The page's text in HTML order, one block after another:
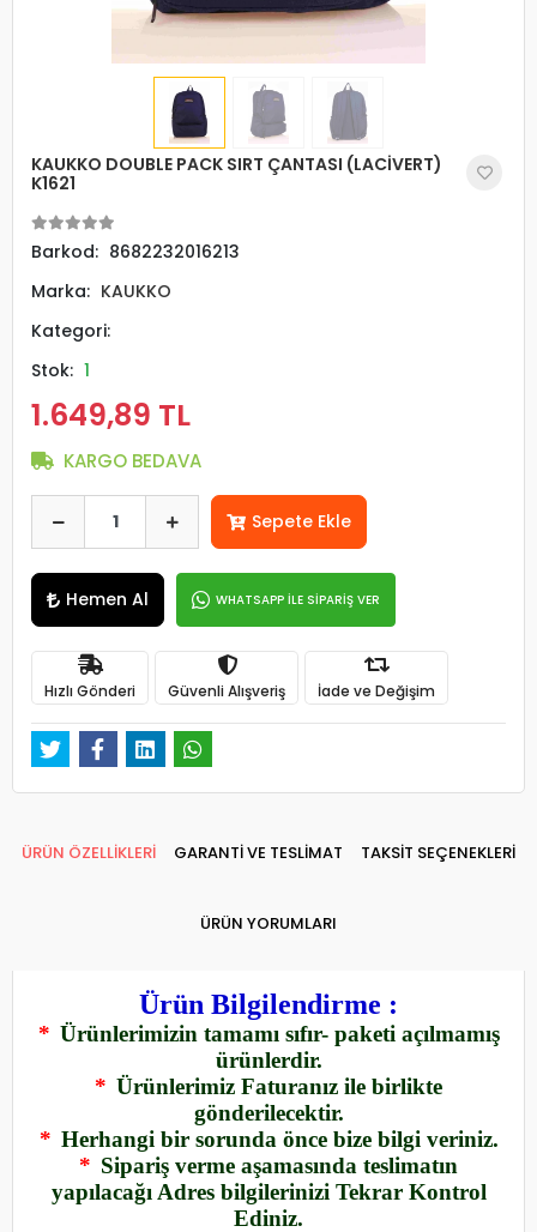
KAUKKO DOUBLE PACK SIRT ÇANTASI (LACİVERT)
K1621
Barkod: 8682232016213
Marka: KAUKKO
Kategori:
Stok: 1
1.649,89 TL
KARGO BEDAVA
Sepete Ekle
Hemen Al WHATSAPP İLE SİPARİŞ VER
Hızlı Gönderi Güvenli Alışveriş İade ve Değişim
ÜRÜN ÖZELLİKLERİ GARANTİ VE TESLİMAT TAKSİT SEÇENEKLERİ
ÜRÜN YORUMLARI
Ürün Bilgilendirme :
* Ürünlerimizin tamamı sıfır- paketi açılmamış
ürünlerdir.
* Ürünlerimiz Faturanız ile birlikte
gönderilecektir.
* Herhangi bir sorunda önce bize bilgi veriniz.
* Sipariş verme aşamasında teslimatın
yapılacağı Adres bilgilerinizi Tekrar Kontrol
Ediniz.